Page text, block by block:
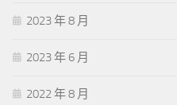
2023 年 8 月
2023 年 6 月
2022 年 8 月